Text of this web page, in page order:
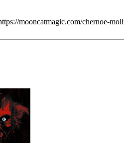
mooncatmagic.com/chernoe-